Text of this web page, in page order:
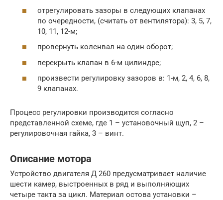
отрегулировать зазоры в следующих клапанах
по очередности, (считать от вентилятора): 3, 5, 7,
10, 11, 12-м;
провернуть коленвал на один оборот;
перекрыть клапан в 6-м цилиндре;
произвести регулировку зазоров в: 1-м, 2, 4, 6, 8,
9 клапанах.
Процесс регулировки производится согласно
представленной схеме, где 1 – установочный щуп, 2 –
регулировочная гайка, 3 – винт.
Описание мотора
Устройство двигателя Д 260 предусматривает наличие
шести камер, выстроенных в ряд и выполняющих
четыре такта за цикл. Материал остова установки –